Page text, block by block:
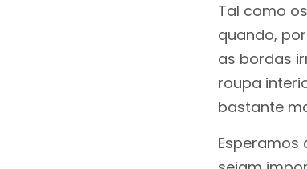
Tal como
quando,
as bordas
roupa
bastante
Esperamos